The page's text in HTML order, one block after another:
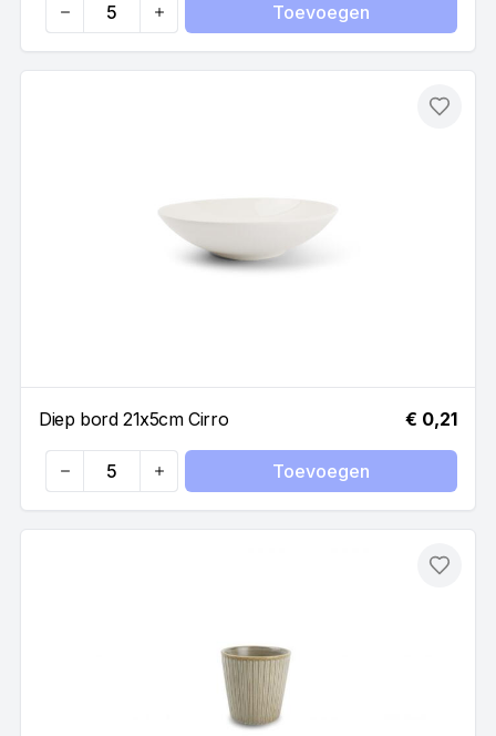
Quantity
Toevoegen
Diep bord 21x5cm Cirro € 0,21
Quantity
Toevoegen